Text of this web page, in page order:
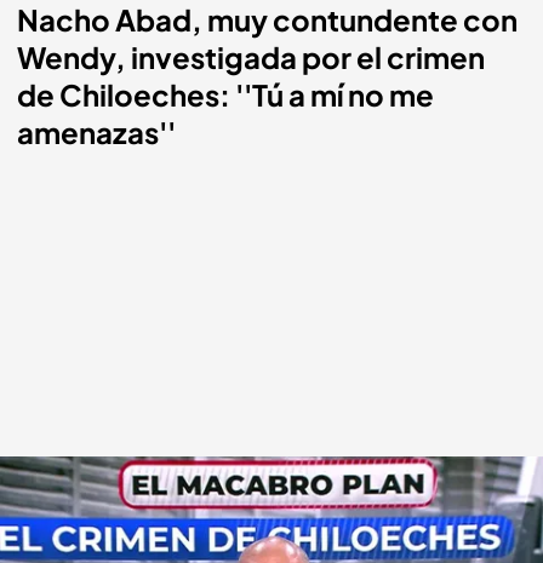
Nacho Abad, muy contundente con
Wendy, investigada por el crimen
de Chiloeches: ''Tú a mí no me
amenazas''
Nacho Abad
En boca de todos